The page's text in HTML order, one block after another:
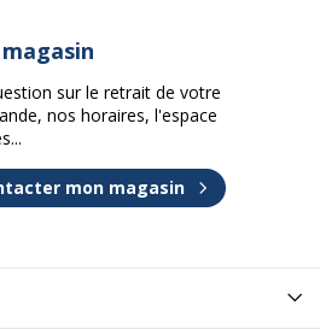
sur le retrait de votre
nos horaires, l'espace
mon magasin